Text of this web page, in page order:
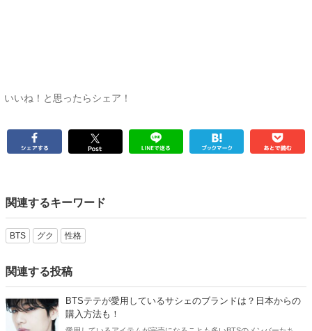
いいね！と思ったらシェア！
関連するキーワード
BTS グク 性格
関連する投稿
BTSテテが愛用しているサシェのブランドは？日本からの
購入方法も！